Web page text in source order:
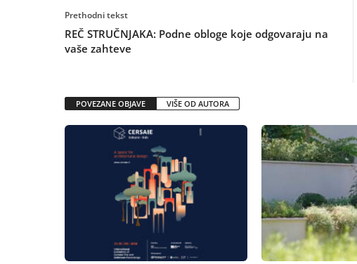
Prethodni tekst
REČ STRUČNJAKA: Podne obloge koje odgovaraju na
vaše zahteve
POVEZANE OBJAVE VIŠE OD AUTORA